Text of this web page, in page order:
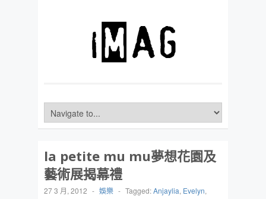
la petite mu mu夢想花園及
藝術展揭幕禮
27 3 月, 2012 - 娛樂 - Tagged:Anjaylia, Evelyn,